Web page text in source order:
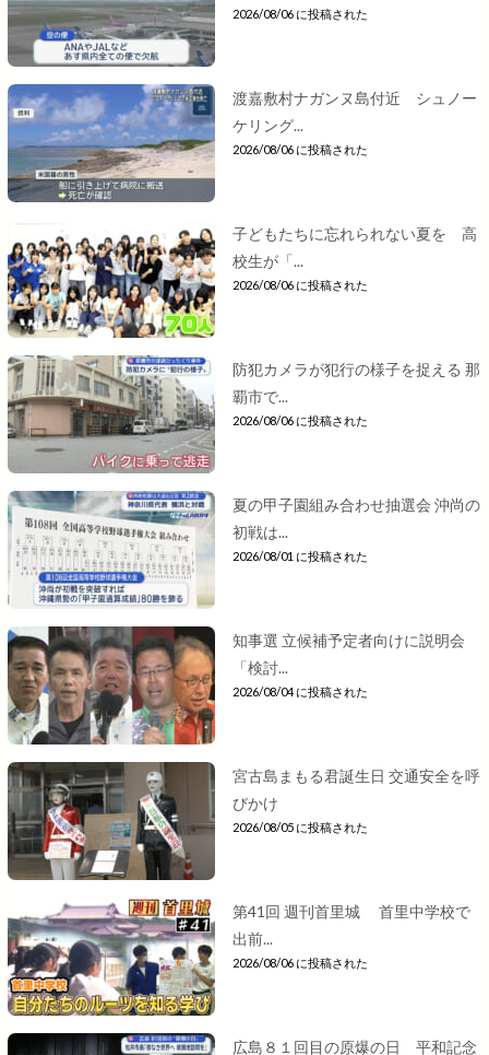
2026/08/06 に投稿された
渡嘉敷村ナガンヌ島付近 シュノー
ケリング...
2026/08/06 に投稿された
子どもたちに忘れられない夏を 高
校生が「...
2026/08/06 に投稿された
防犯カメラが犯行の様子を捉える 那
覇市で...
2026/08/06 に投稿された
夏の甲子園組み合わせ抽選会 沖尚の
初戦は...
2026/08/01 に投稿された
知事選 立候補予定者向けに説明会
「検討...
2026/08/04 に投稿された
宮古島まもる君誕生日 交通安全を呼
びかけ
2026/08/05 に投稿された
第41回 週刊首里城 首里中学校で
出前...
2026/08/06 に投稿された
広島８１回目の原爆の日 平和記念